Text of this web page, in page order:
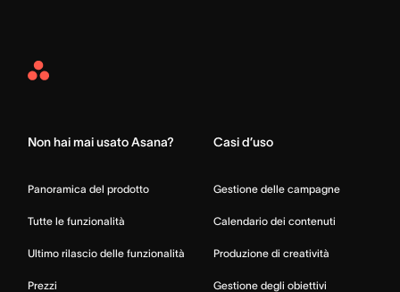
Asana
Non hai mai usato Asana?
Panoramica del prodotto
Tutte le funzionalità
Ultimo rilascio delle funzionalità
Prezzi
Casi d’uso
Gestione delle campagne
Calendario dei contenuti
Produzione di creatività
Gestione degli obiettivi